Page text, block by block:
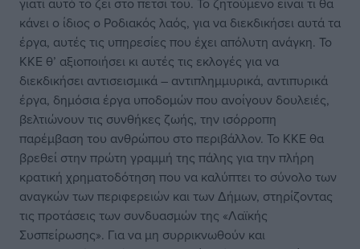
κάνει ο ίδιος ο Ροδιακός λαός, για να διεκδικήσει αυτά τα
έργα, αυτές τις υπηρεσίες που έχει απόλυτη ανάγκη. Το
ΚΚΕ θ’ αξιοποιήσει κι αυτές τις εκλογές για να
διεκδικήσει αντισεισμικά – αντιπλημμυρικά, αντιπυρικά
έργα, δημόσια έργα υποδομών που ανοίγουν δουλειές,
βελτιώνουν τις συνθήκες ζωής, την ισόρροπη
παρέμβαση του ανθρώπου στο περιβάλλον. Το ΚΚΕ θα
βρεθεί στην πρώτη γραμμή της πάλης για την πλήρη
κρατική χρηματοδότηση που να καλύπτει το σύνολο των
αναγκών των περιφερειών και των Δήμων, στηρίζοντας
τις προτάσεις των συνδυασμών της «Λαϊκής
Συσπείρωσης». Για να μη συρρικνωθούν και